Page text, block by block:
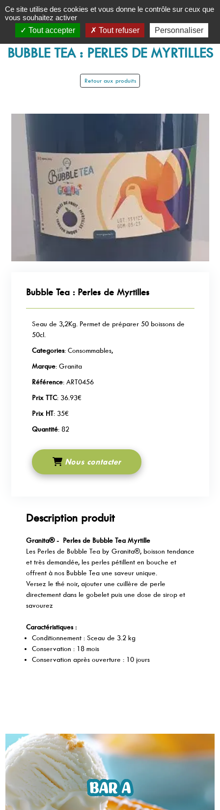
Panneau de gestion des cookies
Ce site utilise des cookies et vous donne le contrôle sur ceux que
vous souhaitez activer
Tout accepter
Tout refuser Personnaliser
BUBBLE TEA : PERLES DE MYRTILLES
Retour aux produits
Bubble Tea : Perles de Myrtilles
Seau de 3,2Kg. Permet de préparer 50 boissons de
50cl.
Categories: Consommables,
Marque: Granita
Référence: ART0456
Prix TTC: 36.93€
Prix HT: 35€
Quantité: 82
Nous contacter
Description produit
Granita® - Perles de Bubble Tea Myrtille
Les Perles de Bubble Tea by Granita®, boisson tendance
et très demandée, les perles pétillent en bouche et
offrent à nos Bubble Tea une saveur unique.
Versez le thé noir, ajouter une cuillère de perle
directement dans le gobelet puis une dose de sirop et
savourez
Caractéristiques :
Conditionnement : Sceau de 3.2 kg
Conservation : 18 mois
Conservation après ouverture : 10 jours
BAR A